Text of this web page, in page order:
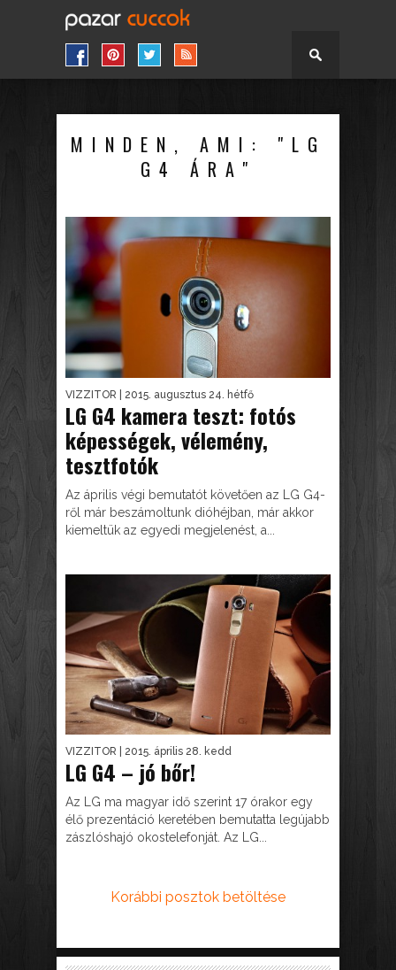
MINDEN, AMI: "LG
G4 ÁRA"
VIZZITOR | 2015. augusztus 24. hétfő
LG G4 kamera teszt: fotós
képességek, vélemény,
tesztfotók
Az április végi bemutatót követően az LG G4-
ről már beszámoltunk dióhéjban, már akkor
kiemeltük az egyedi megjelenést, a...
VIZZITOR | 2015. április 28. kedd
LG G4 – jó bőr!
Az LG ma magyar idő szerint 17 órakor egy
élő prezentáció keretében bemutatta legújabb
zászlóshajó okostelefonját. Az LG...
Korábbi posztok betöltése